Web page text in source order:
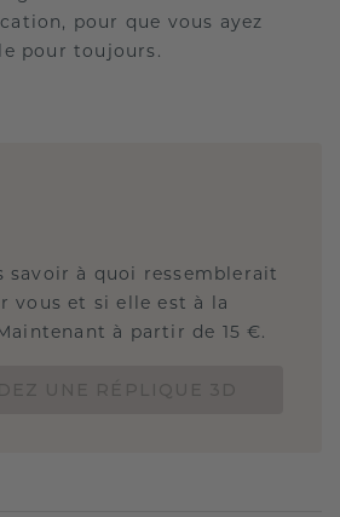
pour que vous ayez
pour toujours.
savoir à quoi ressemblerait
vous et si elle est à la
à partir de 15 €.